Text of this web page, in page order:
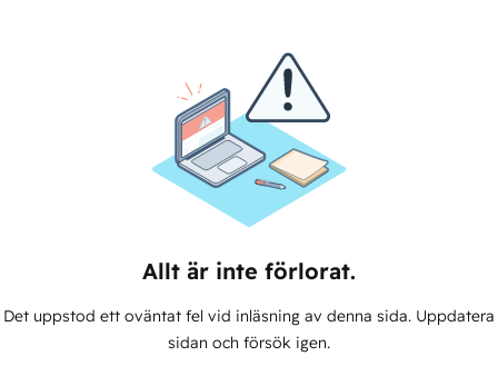
Allt är inte förlorat.
Det uppstod ett oväntat fel vid inläsning av denna sida. Uppdatera
sidan och försök igen.